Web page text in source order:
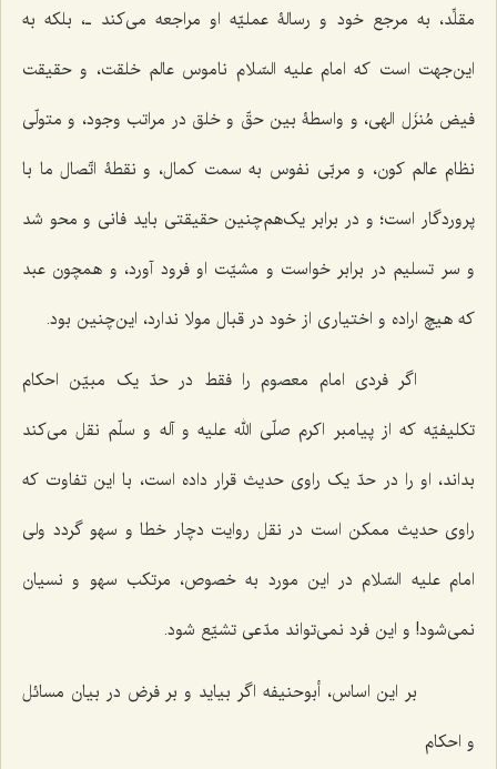
مقلِّد، به مرجع خود و رسالۀ عملیّه او مراجعه می‌کند ـ، بلکه به
این‌جهت است که امام علیه السّلام ناموس عالم خلقت، و حقیقت
فیض مُنزَل الهی، و واسطۀ بین حقّ و خلق در مراتب وجود، و متولّی
نظام عالم کون، و مربّی نفوس به سمت کمال، و نقطۀ اتّصال ما با
پروردگار است؛ و در برابر یک‌هم‌چنین حقیقتی باید فانی و محو شد
و سر تسلیم در برابر خواست و مشیّت او فرود آورد، و همچون عبد
که هیچ اراده و اختیاری از خود در قبال مولا ندارد، این‌چنین بود.
اگر فردی امام معصوم را فقط در حدّ یک مبیّن احکام
تکلیفیّه که از پیامبر اکرم صلّی الله علیه و آله و سلّم نقل می‌کند
بداند، او را در حدّ یک راوی حدیث قرار داده است، با این تفاوت که
راوی حدیث ممکن است در نقل روایت دچار خطا و سهو گردد ولی
امام علیه السّلام در این مورد به خصوص، مرتکب سهو و نسیان
نمی‌شود! و این فرد نمی‌تواند مدّعی تشیّع شود.
بر این اساس، أبوحنیفه اگر بیاید و بر فرض در بیان مسائل
و احکام